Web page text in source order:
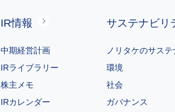
IR情報
中期経営計画
IRライブラリー
株主メモ
IRカレンダー
サステナビリ
ノリタケのサステ
環境
社会
ガバナンス